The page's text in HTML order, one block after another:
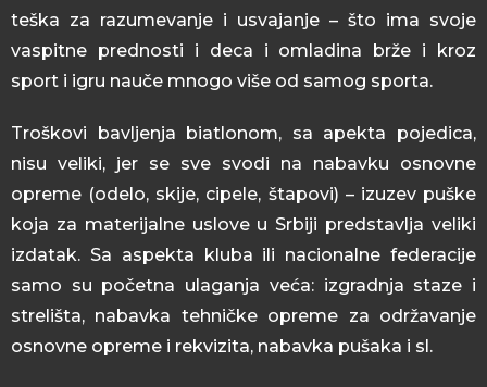
teška za razumevanje i usvajanje – što ima svoje
vaspitne prednosti i deca i omladina brže i kroz
sport i igru nauče mnogo više od samog sporta.
Troškovi bavljenja biatlonom, sa apekta pojedica,
nisu veliki, jer se sve svodi na nabavku osnovne
opreme (odelo, skije, cipele, štapovi) – izuzev puške
koja za materijalne uslove u Srbiji predstavlja veliki
izdatak. Sa aspekta kluba ili nacionalne federacije
samo su početna ulaganja veća: izgradnja staze i
strelišta, nabavka tehničke opreme za održavanje
osnovne opreme i rekvizita, nabavka pušaka i sl.